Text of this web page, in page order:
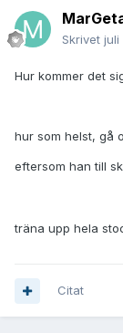
Skrivet juli
Hur kommer det
hur som helst, gå
eftersom han till
träna upp hela
Citat